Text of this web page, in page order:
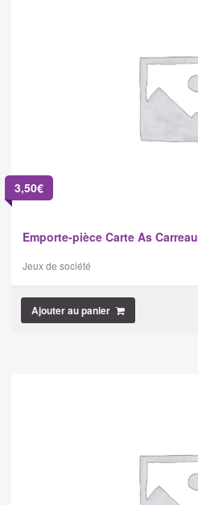
3,50€
Emporte-pièce Carte As Carreau
Jeux de société
Ajouter au panier